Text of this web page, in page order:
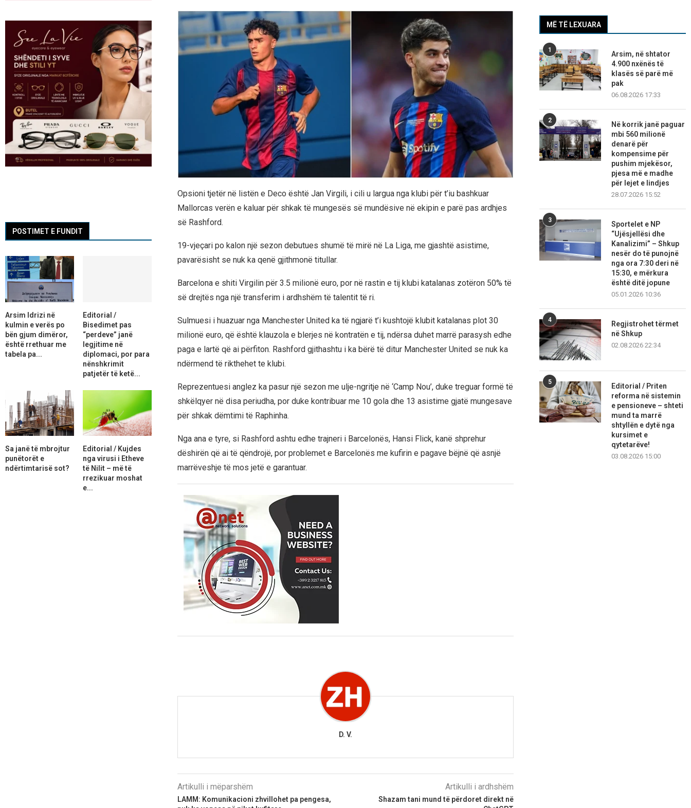
Opsioni tjetër në listën e Deco është Jan Virgili, i cili u largua nga klubi për t’iu bashkuar
Mallorcas verën e kaluar për shkak të mungesës së mundësive në ekipin e parë pas ardhjes
së Rashford.
19-vjeçari po kalon një sezon debutues shumë të mirë në La Liga, me gjashtë asistime,
pavarësisht se nuk ka qenë gjithmonë titullar.
Barcelona e shiti Virgilin për 3.5 milionë euro, por në rastin e tij klubi katalanas zotëron 50% të
së drejtës nga një transferim i ardhshëm të talentit të ri.
Sulmuesi i huazuar nga Manchester United ka të ngjarë t’i kushtojë klubit katalanas plot 30
milionë euro, që është klauzola e blerjes në kontratën e tij, ndërsa duhet marrë parasysh edhe
paga e lartë që ai përfiton. Rashford gjithashtu i ka bërë të ditur Manchester United se nuk ka
ndërmend të rikthehet te klubi.
Reprezentuesi anglez ka pasur një sezon me ulje-ngritje në ‘Camp Nou’, duke treguar formë të
shkëlqyer në disa periudha, por duke kontribuar me 10 gola dhe 13 asistime gjatë mungesave
për shkak dëmtimi të Raphinha.
Nga ana e tyre, si Rashford ashtu edhe trajneri i Barcelonës, Hansi Flick, kanë shprehur
dëshirën që ai të qëndrojë, por problemet e Barcelonës me kufirin e pagave bëjnë që asnjë
marrëveshje të mos jetë e garantuar.
D. V.
Artikulli i mëparshëm
LAMM: Komunikacioni zhvillohet pa pengesa,
Artikulli i ardhshëm
Shazam tani mund të përdoret direkt në
MË TË LEXUARA
1
Arsim, në shtator
4.900 nxënës të
klasës së parë më
pak
06.08.2026 17:33
2
Në korrik janë paguar
mbi 560 milionë
denarë për
kompensime për
pushim mjekësor,
pjesa më e madhe
për lejet e lindjes
28.07.2026 15:52
3
Sportelet e NP
“Ujësjellësi dhe
Kanalizimi” – Shkup
nesër do të punojnë
nga ora 7:30 deri në
15:30, e mërkura
është ditë jopune
05.01.2026 10:36
4
Regjistrohet tërmet
në Shkup
02.08.2026 22:34
5
Editorial / Priten
reforma në sistemin
e pensioneve – shteti
mund ta marrë
shtyllën e dytë nga
kursimet e
qytetarëve!
03.08.2026 15:00
POSTIMET E FUNDIT
Arsim Idrizi në
kulmin e verës po
bën gjum dimëror,
është rrethuar me
tabela pa...
Editorial /
Bisedimet pas
“perdeve” janë
legjitime në
diplomaci, por para
nënshkrimit
patjetër të ketë...
Sa janë të mbrojtur
punëtorët e
ndërtimtarisë sot?
Editorial / Kujdes
nga virusi i Etheve
të Nilit – më të
rrezikuar moshat
e...